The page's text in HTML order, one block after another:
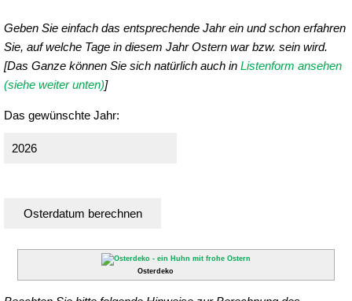
Geben Sie einfach das entsprechende Jahr ein und schon erfahren
Sie, auf welche Tage in diesem Jahr Ostern war bzw. sein wird.
[Das Ganze können Sie sich natürlich auch in Listenform ansehen
(siehe weiter unten)]
Das gewünschte Jahr:
Osterdeko